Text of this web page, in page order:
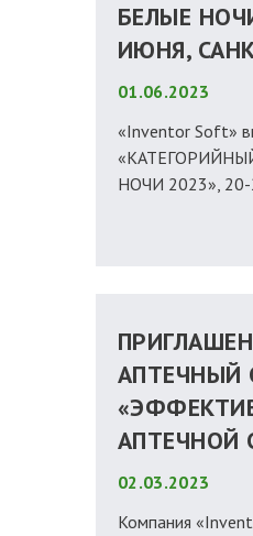
БЕЛЫЕ
ИЮНЯ,
01.06.2023
«Inventor Soft»
НОЧИ 2023», 20-
АПТЕЧНЫЙ
АПТЕЧНОЙ
02.03.2023
Компания